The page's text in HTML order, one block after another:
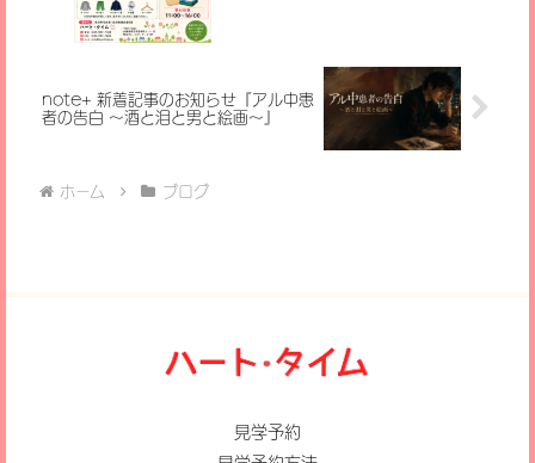
note+ 新着記事のお知らせ『アル中患
者の告白 ～酒と泪と男と絵画～』
ホーム ブログ
見学予約